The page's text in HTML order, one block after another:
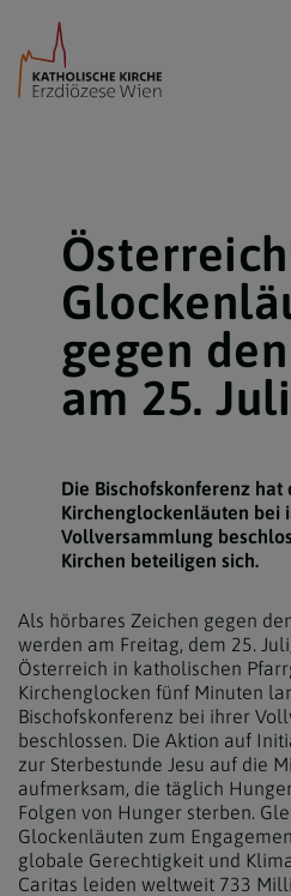
gegen
am 25. Juli
Die Bischofskonferenz
Kirchenglockenläuten bei
Vollversammlung
Kirchen beteiligen sich.
Als hörbares Zeichen gegen
werden am Freitag, dem 25.
Österreich in katholischen
Kirchenglocken fünf Minuten
Bischofskonferenz bei ihrer
beschlossen. Die Aktion auf
zur Sterbestunde Jesu auf die
aufmerksam, die täglich
Folgen von Hunger sterben.
Glockenläuten zum
globale Gerechtigkeit und
Caritas leiden weltweit 733